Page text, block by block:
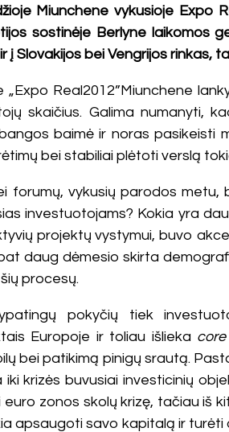
Miunchene vykusioje Expo
sostinėje Berlyne laikomos
į Slovakijos bei Vengrijos rinkas,
Real2012”Miunchene
skaičius. Galima numanyti,
baimė ir noras pasikeisti
bei stabiliai plėtoti verslą
forumų, vykusių parodos
investuotojams? Kokia yra
projektų vystymui, buvo
daug dėmesio skirta
procesų.
pokyčių tiek
Europoje ir toliau išlieka
bei patikimą pinigų srautą.
krizės buvusiai investicinių
zonos skolų krizę, tačiau iš
apsaugoti savo kapitalą ir turėti